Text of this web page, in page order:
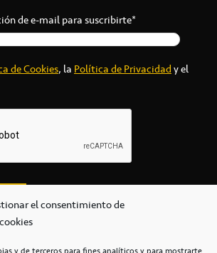
el consentimiento de
de e-mail para suscribirte*
de Cookies, laPolítica de Privacidady el